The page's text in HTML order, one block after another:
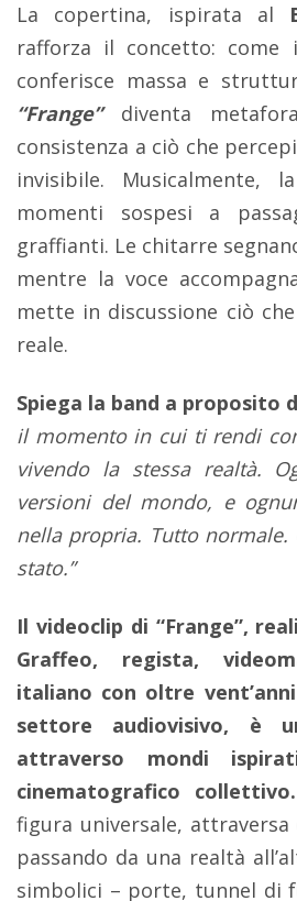
La copertina, ispirata al
rafforza il concetto: come
conferisce massa e
“Frange”diventa
consistenza a ciò che
invisibile. Musicalmente,
momenti sospesi a
graffianti. Le chitarre
mentre la voce
mette in discussione ciò
reale.
Spiega la band a proposito
il momento in cui ti rendi
vivendo la stessa realtà.
versioni del mondo, e
nella propria. Tutto
stato.”
Il videoclip di “Frange”,
Graffeo, regista,
italiano con oltre
settore audiovisivo, è
attraverso mondi
cinematografico collettivo.
figura universale, attraversa
passando da una realtà
simbolici – porte, tunnel di